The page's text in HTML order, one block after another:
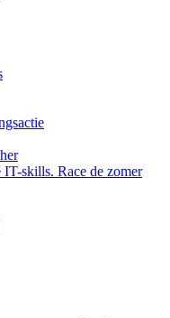
skills. Race de zomer